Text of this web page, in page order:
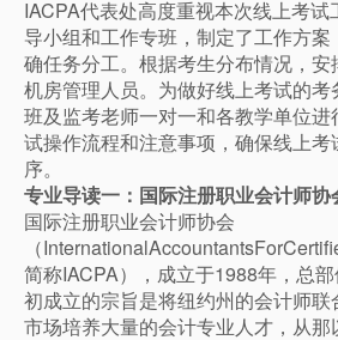
IACPA代表处高度重视本次线上考
导小组和工作专班，制定了工作方
确任务分工。根据考生分布情况，安
机房管理人员。为做好线上考试的
班及监考老师一对一和各教学单位
试操作流程和注意事项，确保线上
序。
专业导读一：国际注册职业会计师协
国际注册职业会计师协会
（
简称IACPA），成立于1988年，总
初成立的宗旨是将纽约州的会计师
市场培养大量的会计专业人才，从那